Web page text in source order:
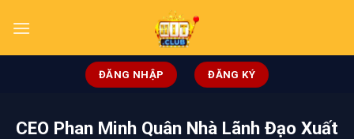
ĐĂNG NHẬP ĐĂNG KÝ
CEO Phan Minh Quân Nhà Lãnh Đạo Xuất